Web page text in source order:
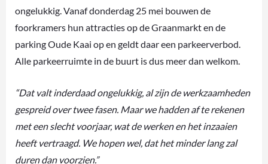
ongelukkig. Vanaf donderdag 25 mei bouwen de
foorkramers hun attracties op de Graanmarkt en de
parking Oude Kaai op en geldt daar een parkeerverbod.
Alle parkeerruimte in de buurt is dus meer dan welkom.
“Dat valt inderdaad ongelukkig, al zijn de werkzaamheden
gespreid over twee fasen. Maar we hadden af te rekenen
met een slecht voorjaar, wat de werken en het inzaaien
heeft vertraagd. We hopen wel, dat het minder lang zal
duren dan voorzien.”